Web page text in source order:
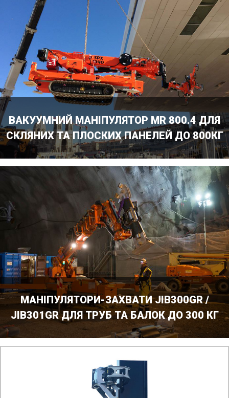
ВАКУУМНИЙ МАНІПУЛЯТОР MR 800.4 ДЛЯ
СКЛЯНИХ ТА ПЛОСКИХ ПАНЕЛЕЙ ДО 800КГ
МАНІПУЛЯТОРИ-ЗАХВАТИ JIB300GR /
JIB301GR ДЛЯ ТРУБ ТА БАЛОК ДО 300 КГ